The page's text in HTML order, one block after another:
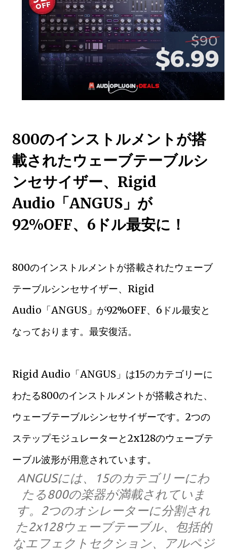
800のインストルメントが搭
載されたウェーブテーブルシ
ンセサイザー、Rigid
Audio「ANGUS」が
92%OFF、6ドル最安に！
800のインストルメントが搭載されたウェーブ
テーブルシンセサイザー、Rigid
Audio「ANGUS」が92%OFF、6ドル最安と
なっております。最安復活。
Rigid Audio「ANGUS」は15のカテゴリーに
わたる800のインストルメントが搭載された、
ウェーブテーブルシンセサイザーです。2つの
ステップモジュレーターと2x128のウェーブテ
ーブル波形が用意されています。
ANGUSには、15のカテゴリーにわ
たる800の楽器が満載されていま
す。2つのオシレーターに分割され
た2x128ウェーブテーブル、包括的
なエフェクトセクション、アルペジ